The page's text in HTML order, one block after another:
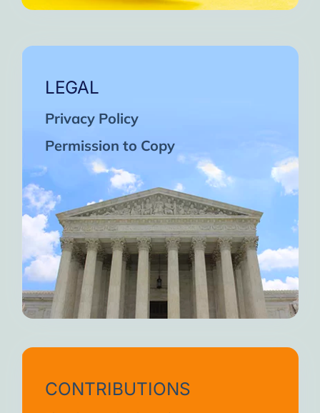
LEGAL
Privacy Policy
Permission to Copy
CONTRIBUTIONS